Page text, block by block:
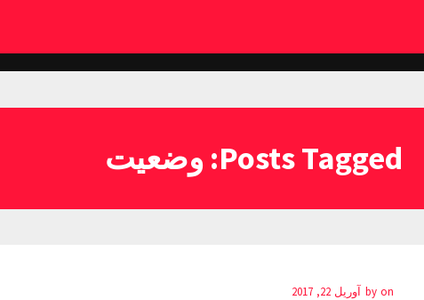
Posts Tagged: وضعیت
by on آوریل 22, 2017